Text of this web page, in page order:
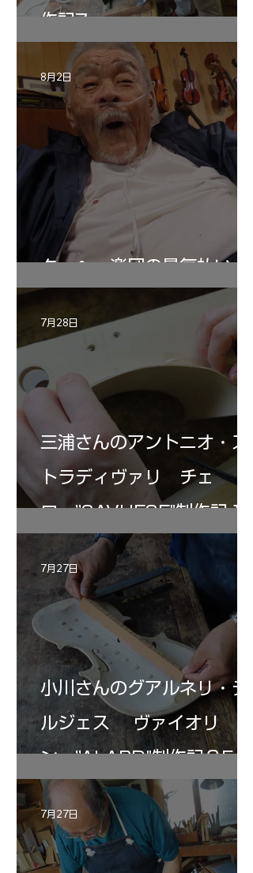
作記7
ターヘー楽団の暑気払い
8月2日
三浦さんのアントニオ・ス
トラディヴァリ チェ
ロ ”SAVUESE"制作記１2
7月28日
小川さんのグアルネリ・デ
ルジェス ヴァイオリ
ン ”ALARD"制作記３5
7月27日
7月27日